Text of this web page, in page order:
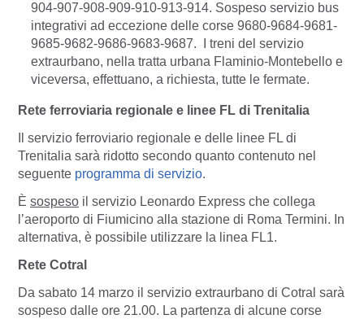
904-907-908-909-910-913-914. Sospeso servizio bus
integrativi ad eccezione delle corse 9680-9684-9681-
9685-9682-9686-9683-9687. I treni del servizio
extraurbano, nella tratta urbana Flaminio-Montebello e
viceversa, effettuano, a richiesta, tutte le fermate.
Rete ferroviaria regionale e linee FL di Trenitalia
Il servizio ferroviario regionale e delle linee FL di
Trenitalia sarà ridotto secondo quanto contenuto nel
seguente programma di servizio.
È sospeso il servizio Leonardo Express che collega
l’aeroporto di Fiumicino alla stazione di Roma Termini. In
alternativa, è possibile utilizzare la linea FL1.
Rete Cotral
Da sabato 14 marzo il servizio extraurbano di Cotral sarà
sospeso dalle ore 21.00. La partenza di alcune corse